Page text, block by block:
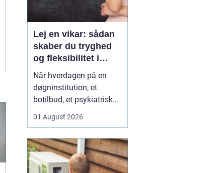
Lej en vikar: sådan
skaber du tryghed
og fleksibilitet i
hverdagen
Når hverdagen på en
døgninstitution, et
botilbud, et psykiatrisk
pludselig ændrer sig, kan
hænder opstå fra den
ene dag til den anden.
01 August 2026